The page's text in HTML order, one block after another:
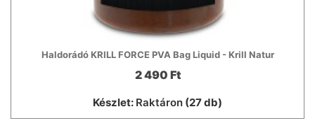
Haldorádó KRILL FORCE PVA Bag Liquid - Krill Natur
2 490 Ft
Készlet: Raktáron (27 db)